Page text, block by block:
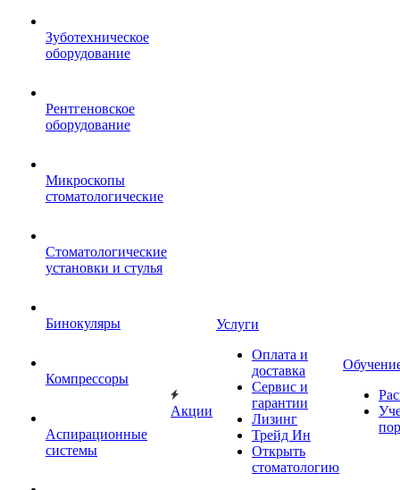
Зуботехническое
оборудование
Рентгеновское
оборудование
Микроскопы
стоматологические
Стоматологические
установки и стулья
Бинокуляры
Компрессоры
Аспирационные
системы
Акции
Услуги
Оплата и
доставка
Сервис и
гарантии
Лизинг
Трейд Ин
Открыть
стоматологию